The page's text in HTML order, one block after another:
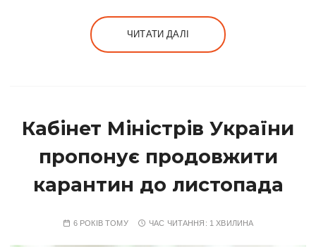
ЧИТАТИ ДАЛІ
Кабінет Міністрів України
пропонує продовжити
карантин до листопада
6 РОКІВ ТОМУ ЧАС ЧИТАННЯ: 1 ХВИЛИНА